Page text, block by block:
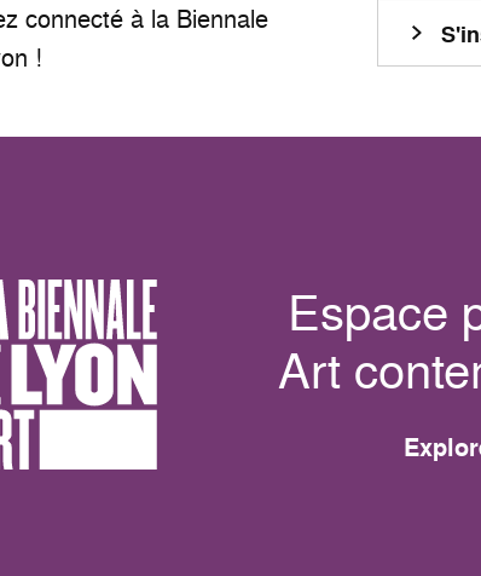
connecté à la Biennale
!
Espace
Art